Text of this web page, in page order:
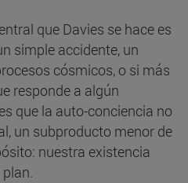
que Davies se hace es
simple accidente, un
cósmicos, o si más
responde a algún
que la auto-conciencia no
un subproducto menor de
nuestra existencia